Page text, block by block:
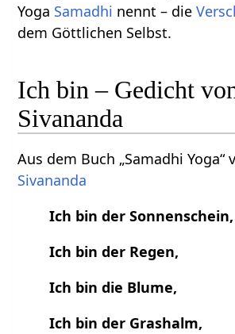
Yoga Samadhi nennt – die
dem Göttlichen Selbst.
Ich bin – Gedicht
Sivananda
Aus dem Buch „Samadhi Yoga“
Sivananda
Ich bin der Sonnenschein,
Ich bin der Regen,
Ich bin die Blume,
Ich bin der Grashalm,